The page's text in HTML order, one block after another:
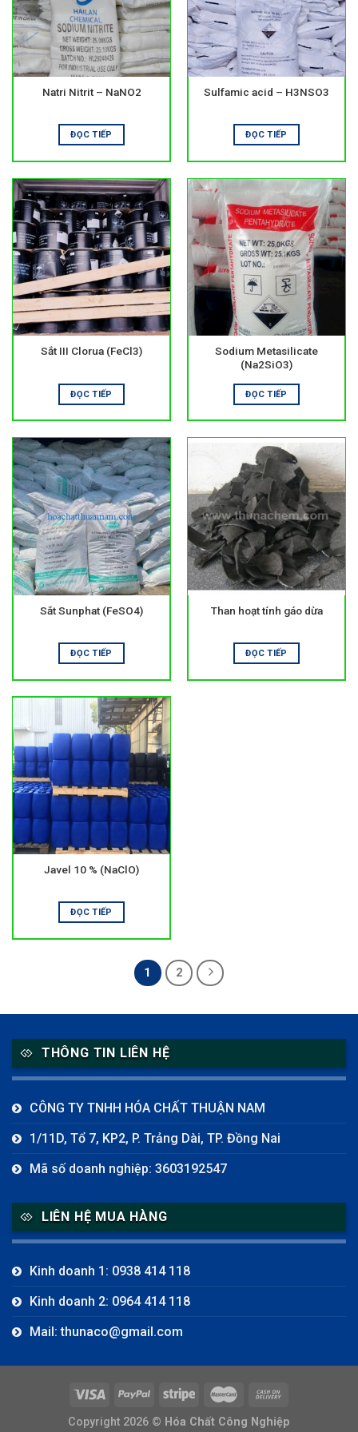
Người vận hành cần tuân thủ hướng dẫn kỹ thuật khi sử
dụng. Không pha trộn tùy ý các loại hóa chất.
Trang bị bảo hộ là yêu cầu bắt buộc. Hóa chất cần được bảo
quản nơi khô ráo và thông thoáng.
Xu hướng xử lý nước hiện nay
Xử lý nước đang hướng đến hiệu quả và bền vững. Các giải
pháp tiết kiệm hóa chất và thân thiện môi trường được ưu
tiên.
Việc kết hợp hóa chất và công nghệ sinh học ngày càng phổ
biến.
Danh mục hóa chất xử lý nước tại Hóa Chất Thuận
Nam
Danh mụchóa chất xử lý nước
tại Hóa Chất Thuận Nam
cung cấp giải pháp cho nhiều hệ thống khác nhau. Nội dung
tập trung vào tính ứng dụng và hiệu quả thực tế.
CÔNG TY TNHH HÓA CHẤT THUẬN NAM chuyên cung cấp
hóa chất xử lý nước và hóa chất công nghiệp. Sản phẩm có
nguồn gốc rõ ràng và hồ sơ đầy đủ. Đội ngũ kỹ thuật hỗ trợ
tư vấn và giao hàng toàn quốc.
Địa chỉ: 1/11D, Tổ 8B, KP3, Trảng Dài, Biên Hòa, Đồng Nai
Hotline/Zalo: 0938 414 118
Email:thunaco@gmail.com
Website:https://hoachatthuannam.com
Natri Nitrit – NaNO2
ĐỌC TIẾP
Sulfamic acid – H3NSO3
ĐỌC TIẾP
Sắt III Clorua (FeCl3)
ĐỌC TIẾP
Sodium Metasilicate
(Na2SiO3)
ĐỌC TIẾP
Sắt Sunphat (FeSO4)
ĐỌC TIẾP
Than hoạt tính gáo dừa
ĐỌC TIẾP
Javel 10 % (NaClO)
ĐỌC TIẾP
1 2
THÔNG TIN LIÊN HỆ
CÔNG TY TNHH HÓA CHẤT THUẬN NAM
1/11D, Tổ 7, KP2, P. Trảng Dài, TP. Đồng Nai
Mã số doanh nghiệp: 3603192547
LIÊN HỆ MUA HÀNG
Kinh doanh 1: 0938 414 118
Kinh doanh 2: 0964 414 118
Mail: thunaco@gmail.com
Copyright 2026 © Hóa Chất Công Nghiệp